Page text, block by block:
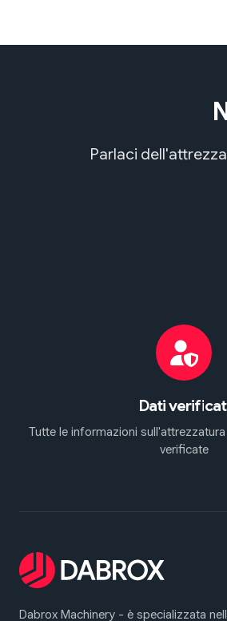
Parlaci
Dati
Tutte le informazioni
verificate
Dabrox Machinery - è specializzata